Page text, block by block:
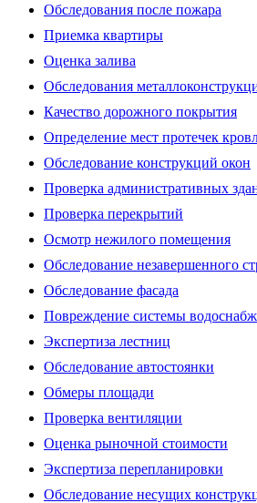
Обследования после пожара
Приемка квартиры
Оценка залива
Обследования
Качество дорожного покрытия
Определение мест протечек
Обследование конструкций окон
Проверка административных
Проверка перекрытий
Осмотр нежилого помещения
Обследование незавершенного
Обследование фасада
Повреждение системы
Экспертиза лестниц
Обследование автостоянки
Обмеры площади
Проверка вентиляции
Оценка рыночной стоимости
Экспертиза перепланировки
Обследование несущих